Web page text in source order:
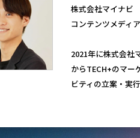
株式会社マイナビ
コンテンツメディ
2021年に株式会社
からTECH+のマー
ビティの立案・実行